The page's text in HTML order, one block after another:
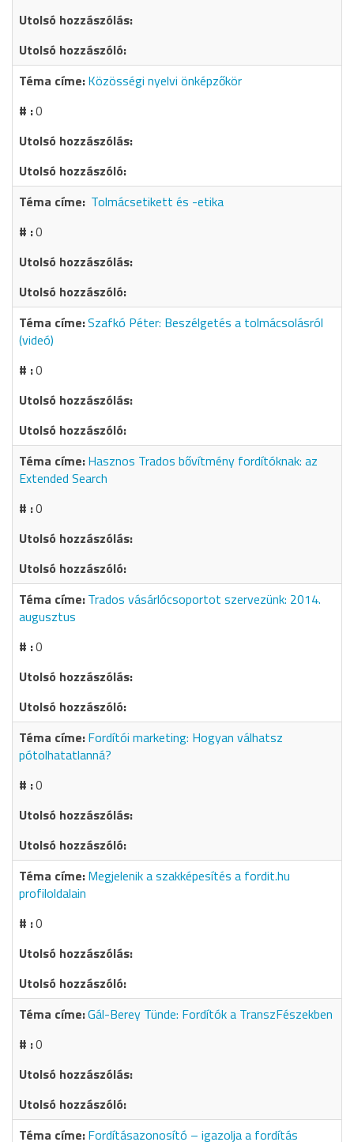
Közösségi nyelvi önképzőkör
0
Tolmácsetikett és -etika
0
Szafkó Péter: Beszélgetés a tolmácsolásról
(videó)
0
Hasznos Trados bővítmény fordítóknak: az
Extended Search
0
Trados vásárlócsoportot szervezünk: 2014.
augusztus
0
Fordítói marketing: Hogyan válhatsz
pótolhatatlanná?
0
Megjelenik a szakképesítés a fordit.hu
profiloldalain
0
Gál-Berey Tünde: Fordítók a TranszFészekben
0
Fordításazonosító – igazolja a fordítás